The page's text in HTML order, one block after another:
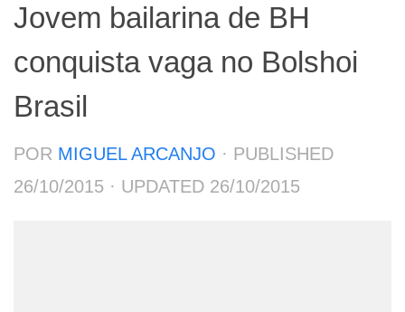
Jovem bailarina de BH
conquista vaga no Bolshoi
Brasil
POR MIGUEL ARCANJO · PUBLISHED
26/10/2015 · UPDATED 26/10/2015